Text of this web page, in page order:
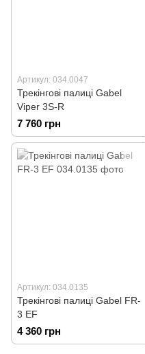
Артикул: 034.0047
Трекінгові палиці Gabel
Viper 3S-R
7 760 грн
Артикул: 034.0135
Трекінгові палиці Gabel FR-
3 EF
4 360 грн